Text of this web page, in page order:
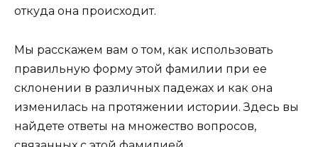
откуда она происходит.
Мы расскажем вам о том, как использовать
правильную форму этой фамилии при ее
склонении в различных падежах и как она
изменилась на протяжении истории. Здесь вы
найдете ответы на множество вопросов,